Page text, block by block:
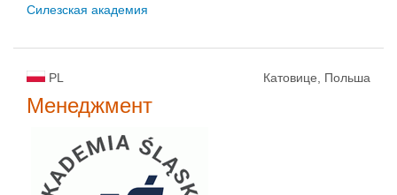
Силезская академия
PL Катовице, Польша
Менеджмент